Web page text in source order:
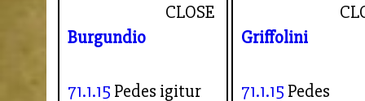
CLOSE
Burgundio
71.1.15 Pedes igitur
Griffolini
71.1.15 Pedes